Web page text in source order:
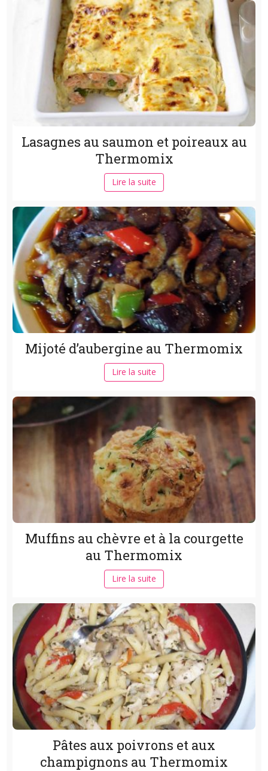
Lasagnes au saumon et poireaux au
Thermomix
Lire la suite
Mijoté d’aubergine au Thermomix
Lire la suite
Muffins au chèvre et à la courgette
au Thermomix
Lire la suite
Pâtes aux poivrons et aux
champignons au Thermomix